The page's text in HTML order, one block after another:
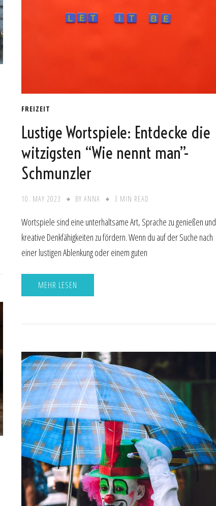
FREIZEIT
Lustige Wortspiele: Entdecke die
witzigsten “Wie nennt man”-
Schmunzler
10. MAY 2023 BYANNA 3 MIN READ
Wortspiele sind eine unterhaltsame Art, Sprache zu genießen und
kreative Denkfähigkeiten zu fördern. Wenn du auf der Suche nach
einer lustigen Ablenkung oder einem guten
MEHR LESEN